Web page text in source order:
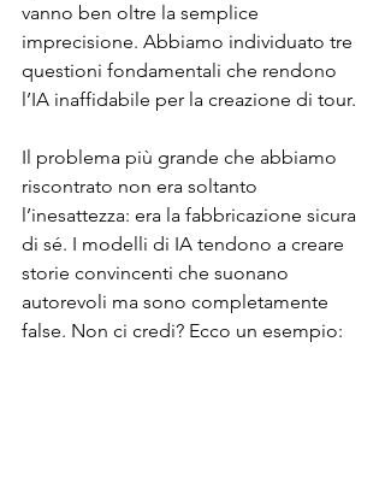
vanno ben oltre la semplice
imprecisione. Abbiamo individuato tre
questioni fondamentali che rendono
l’IA inaffidabile per la creazione di tour.
Il problema più grande che abbiamo
riscontrato non era soltanto
l’inesattezza: era la fabbricazione sicura
di sé. I modelli di IA tendono a creare
storie convincenti che suonano
autorevoli ma sono completamente
false. Non ci credi? Ecco un esempio: